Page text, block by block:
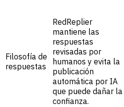
Filosofía de
respuestas
RedReplier
mantiene las
respuestas
revisadas por
humanos y evita la
publicación
automática por IA
que puede dañar la
confianza.